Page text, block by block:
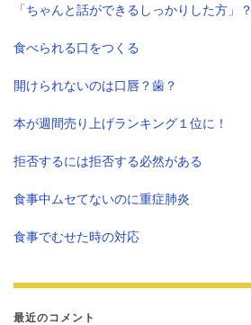
「ちゃんと話ができるしっかりした方」？
食べられる口をつくる
開けられないのは口唇？歯？
本が週間売り上げランキング１位に！
拒否するには拒否する必然がある
食事中ムセてないのに重症肺炎
食事でむせた時の対応
最近のコメント